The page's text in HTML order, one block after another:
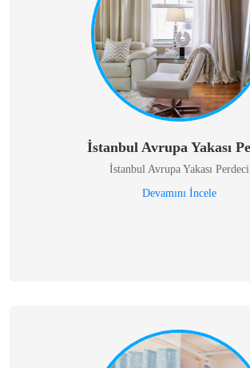
İstanbul Avrupa Yakası
İstanbul Avrupa Yakası Perdeci
Devamını İncele